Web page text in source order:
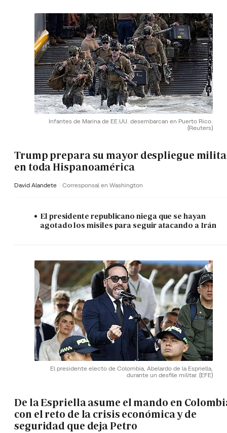
Infantes de Marina de EE.UU. desembarcan en Puerto Rico.
(Reuters)
Trump prepara su mayor despliegue
en toda Hispanoamérica
David Alandete Corresponsal en Washington
El presidente republicano niega que se hayan
agotado los misiles para seguir atacando a Irán
El presidente electo de Colombia, Abelardo de la Espriella,
durante un desfile militar. (EFE)
De la Espriella asume el mando en
con el reto de la crisis económica y de
seguridad que deja Petro